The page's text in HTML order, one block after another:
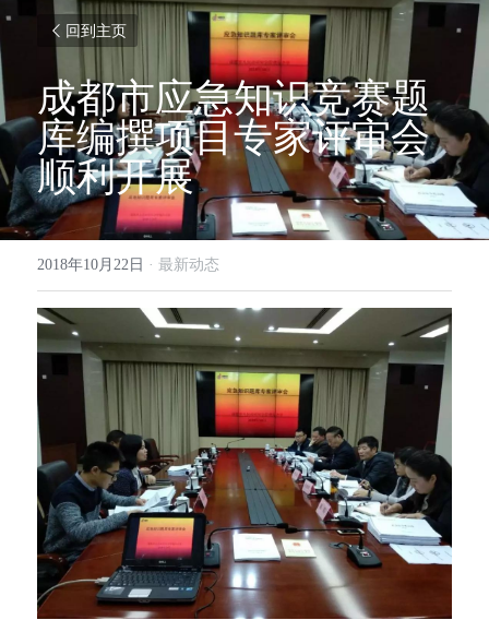
回到主页
成都市应急知识竞赛题
库编撰项目专家评审会
顺利开展
2018年10月22日 · 最新动态